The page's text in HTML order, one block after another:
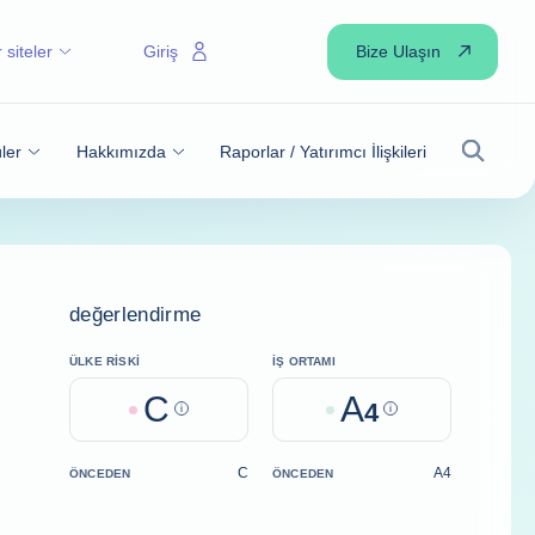
Hakkımızda Raporlar / Yatırımcı İlişkileri
Arama
siteler Giriş Bize Ulaşın
değerlendirme
ÜLKE RISKI
C Help
İŞ ORTAMI
A4 Help
ÖNCEDEN C ÖNCEDEN A4